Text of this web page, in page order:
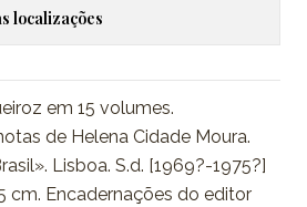
localizações
em 15 volumes.
de Helena Cidade Moura.
Lisboa. S.d. [1969?-1975?]
cm. Encadernações do editor